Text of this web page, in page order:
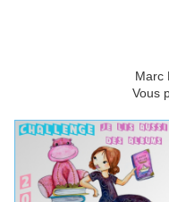
Marc
Vous